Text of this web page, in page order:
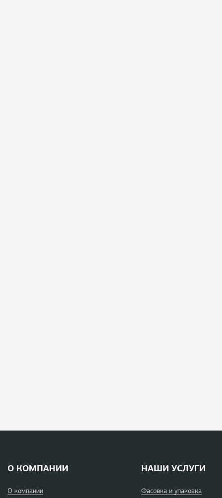
О КОМПАНИИ
О компании
НАШИ УСЛУГИ
Фасовка и упаковка